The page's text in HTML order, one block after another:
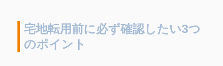
宅地転用前に必ず確認したい3つ
のポイント